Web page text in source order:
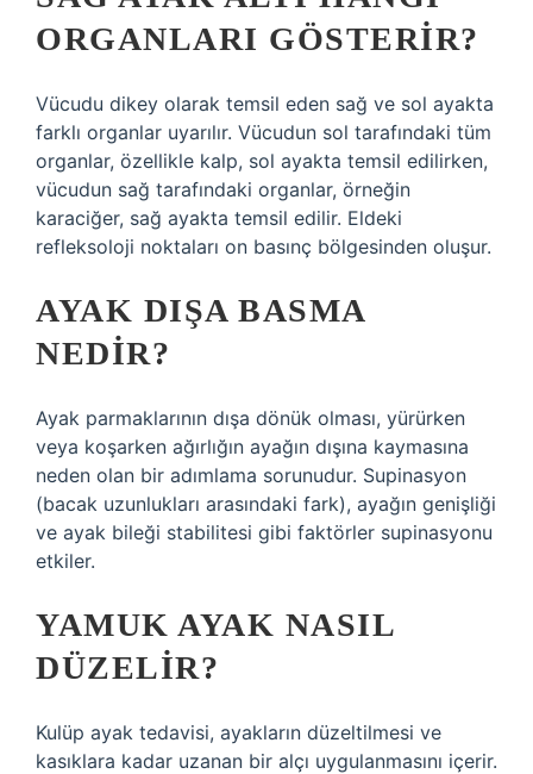
ORGANLARI GÖSTERIR?
Vücudu dikey olarak temsil eden sağ ve sol ayakta
farklı organlar uyarılır. Vücudun sol tarafındaki tüm
organlar, özellikle kalp, sol ayakta temsil edilirken,
vücudun sağ tarafındaki organlar, örneğin
karaciğer, sağ ayakta temsil edilir. Eldeki
refleksoloji noktaları on basınç bölgesinden oluşur.
AYAK DIŞA BASMA
NEDIR?
Ayak parmaklarının dışa dönük olması, yürürken
veya koşarken ağırlığın ayağın dışına kaymasına
neden olan bir adımlama sorunudur. Supinasyon
(bacak uzunlukları arasındaki fark), ayağın genişliği
ve ayak bileği stabilitesi gibi faktörler supinasyonu
etkiler.
YAMUK AYAK NASIL
DÜZELIR?
Kulüp ayak tedavisi, ayakların düzeltilmesi ve
kasıklara kadar uzanan bir alçı uygulanmasını içerir.